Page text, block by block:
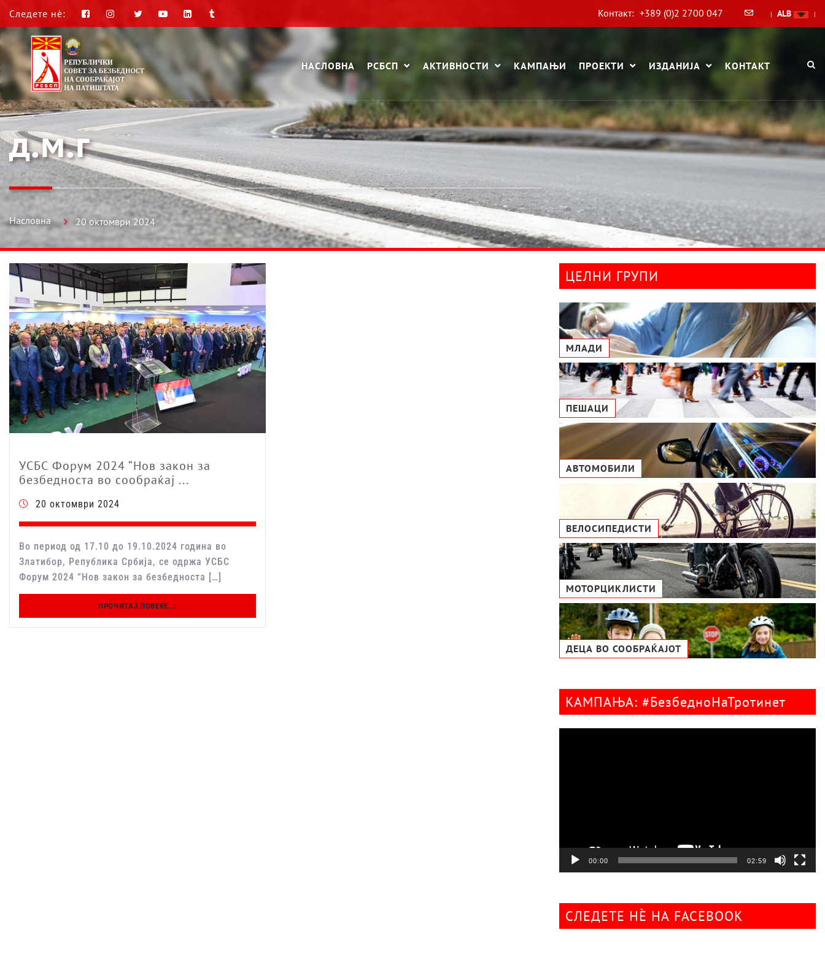
Следете нè: Контакт: +389 (0)2 2700 047 | ALB |
НАСЛОВНА РСБСП АКТИВНОСТИ КАМПАЊИ ПРОЕКТИ ИЗДАНИЈА КОНТАКТ
д.м.г
Насловна 20 октомври 2024
УСБС Форум 2024 “Нов закон за
безбедноста во сообраќај ...
20 октомври 2024
Во период од 17.10 до 19.10.2024 година во
Златибор, Република Србија, се одржа УСБС
Форум 2024 “Нов закон за безбедноста […]
ПРОЧИТАЈ ПОВЕЌЕ...
ЦЕЛНИ ГРУПИ
МЛАДИ
ПЕШАЦИ
АВТОМОБИЛИ
ВЕЛОСИПЕДИСТИ
МОТОРЦИКЛИСТИ
ДЕЦА ВО СООБРАЌАЈОТ
КАМПАЊА: #БезбедноНаТротинет
00:00 02:59
СЛЕДЕТЕ НÈ НА FACEBOOK